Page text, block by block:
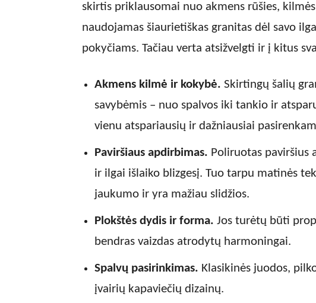
skirtis priklausomai nuo akmens rūšies,
naudojamas šiaurietiškas granitas dėl savo
pokyčiams. Tačiau verta atsižvelgti ir į kitus
Akmens kilmė ir kokybė. Skirtingų šalių
savybėmis – nuo spalvos iki tankio ir
vienu atspariausių ir dažniausiai
Paviršiaus apdirbimas. Poliruotas paviršius
ir ilgai išlaiko blizgesį. Tuo tarpu matinės
jaukumo ir yra mažiau slidžios.
Plokštės dydis ir forma. Jos turėtų būti
bendras vaizdas atrodytų harmoningai.
Spalvų pasirinkimas. Klasikinės juodos,
įvairių kapaviečių dizainų.